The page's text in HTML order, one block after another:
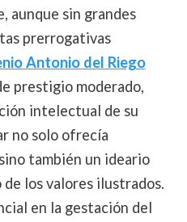
aunque sin grandes
prerrogativas
Antonio del Riego
prestigio moderado,
intelectual de su
no solo ofrecía
también un ideario
los valores ilustrados.
en la gestación del